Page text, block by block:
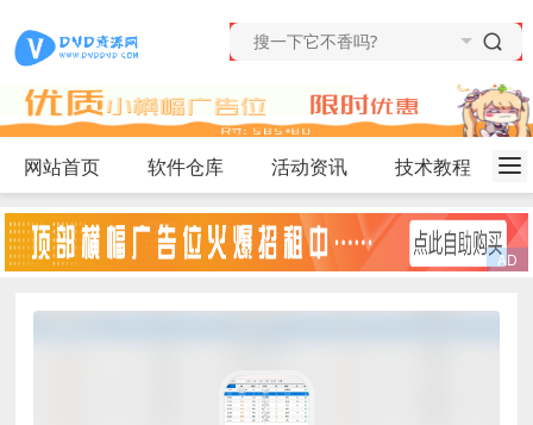
网站首页 软件仓库 活动资讯 技术教程